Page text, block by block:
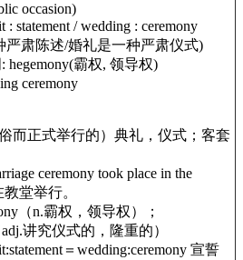
occasion)
: statement / wedding : ceremony
严肃陈述/婚礼是一种严肃仪式)
hegemony(霸权, 领导权)
ceremony
而正式举行的）典礼，仪式；客套
ceremony took place in the
堂举行。
（n.霸权，领导权）；
adj.讲究仪式的，隆重的）
＝wedding:ceremony 宣誓